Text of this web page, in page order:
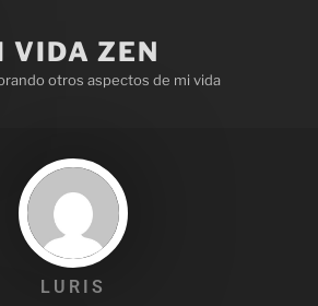
VIDA ZEN
otros aspectos de mi vida
LURIS